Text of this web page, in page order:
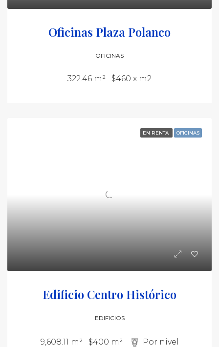
Oficinas Plaza Polanco
OFICINAS
322.46 m² $460 x m2
EN RENTA OFICINAS
Edificio Centro Histórico
EDIFICIOS
9,608.11 m² $400 m² Por nivel